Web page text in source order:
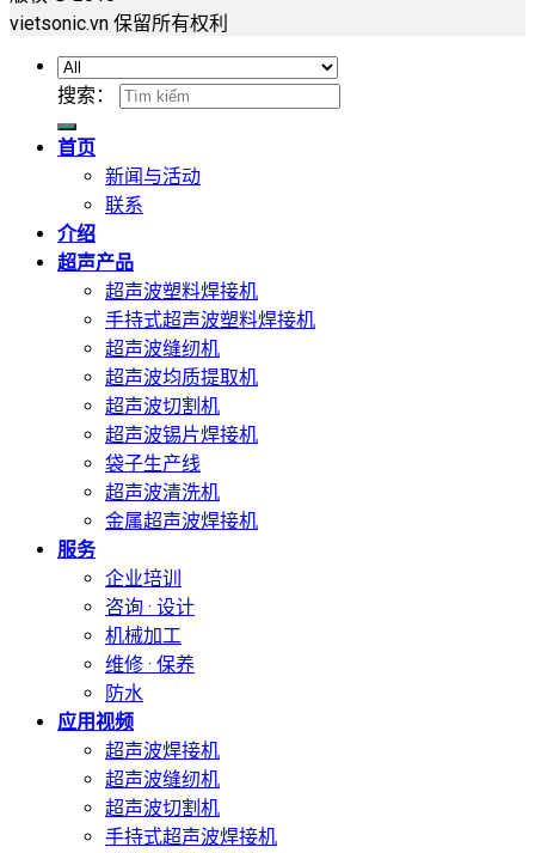
vietsonic.vn 保留所有权利
搜索：
首页
新闻与活动
联系
介绍
超声产品
超声波塑料焊接机
手持式超声波塑料焊接机
超声波缝纫机
超声波均质提取机
超声波切割机
超声波锡片焊接机
袋子生产线
超声波清洗机
金属超声波焊接机
服务
企业培训
咨询 · 设计
机械加工
维修 · 保养
防水
应用视频
超声波焊接机
超声波缝纫机
超声波切割机
手持式超声波焊接机